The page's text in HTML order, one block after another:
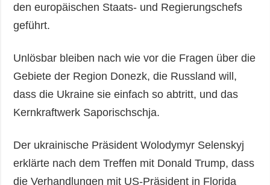
den europäischen Staats- und Regierungschefs
geführt.
Unlösbar bleiben nach wie vor die Fragen über die
Gebiete der Region Donezk, die Russland will,
dass die Ukraine sie einfach so abtritt, und das
Kernkraftwerk Saporischschja.
Der ukrainische Präsident Wolodymyr Selenskyj
erklärte nach dem Treffen mit Donald Trump, dass
die Verhandlungen mit US-Präsident in Florida